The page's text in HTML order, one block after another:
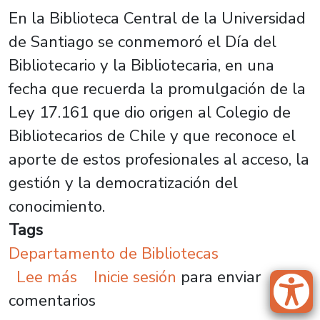
En la Biblioteca Central de la Universidad
de Santiago se conmemoró el Día del
Bibliotecario y la Bibliotecaria, en una
fecha que recuerda la promulgación de la
Ley 17.161 que dio origen al Colegio de
Bibliotecarios de Chile y que reconoce el
aporte de estos profesionales al acceso, la
gestión y la democratización del
conocimiento.
Tags
Departamento de Bibliotecas
Lee más sobre Plantel celebra el Día
Inicie sesión para enviar
comentarios